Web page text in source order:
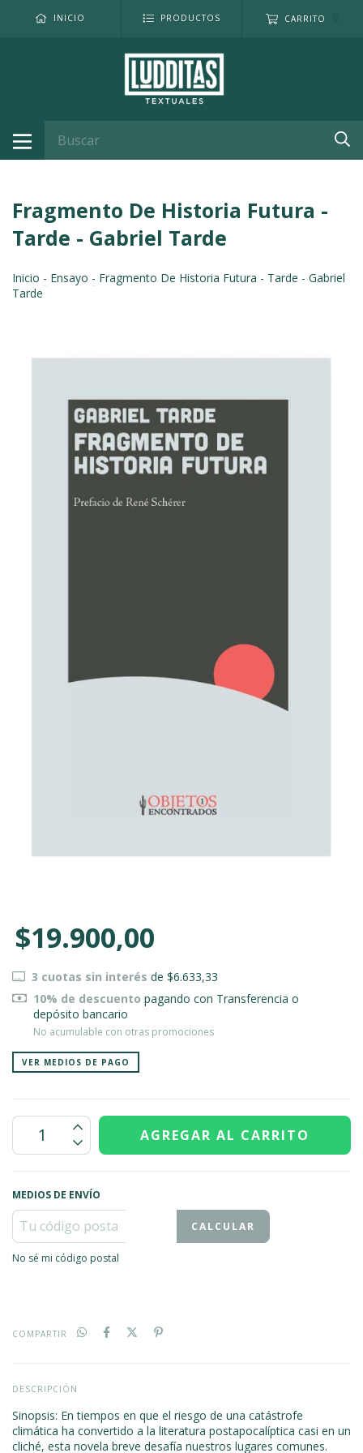
INICIO PRODUCTOS CARRITO
Fragmento De Historia Futura -
Tarde - Gabriel Tarde
Inicio - Ensayo - Fragmento De Historia Futura - Tarde - Gabriel
Tarde
$19.900,00
3 cuotas sin interés de $6.633,33
10% de descuento pagando con Transferencia o
depósito bancario
No acumulable con otras promociones
VER MEDIOS DE PAGO
MEDIOS DE ENVÍO
CALCULAR
No sé mi código postal
COMPARTIR
DESCRIPCIÓN
Sinopsis: En tiempos en que el riesgo de una catástrofe
climática ha convertido a la literatura postapocalíptica casi en un
cliché, esta novela breve desafía nuestros lugares comunes.